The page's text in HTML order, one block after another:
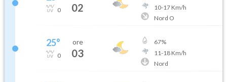
0 02
10-17Km/h
Nord O
25°
0
ore
03
67%
11-18Km/h
Nord